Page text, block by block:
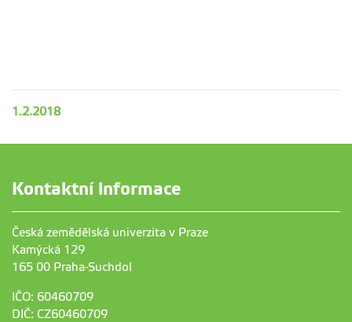
1.2.2018
Kontaktní informace
Česká zemědělská univerzita v Praze
Kamýcká 129
165 00 Praha-Suchdol
IČO: 60460709
DIČ: CZ60460709